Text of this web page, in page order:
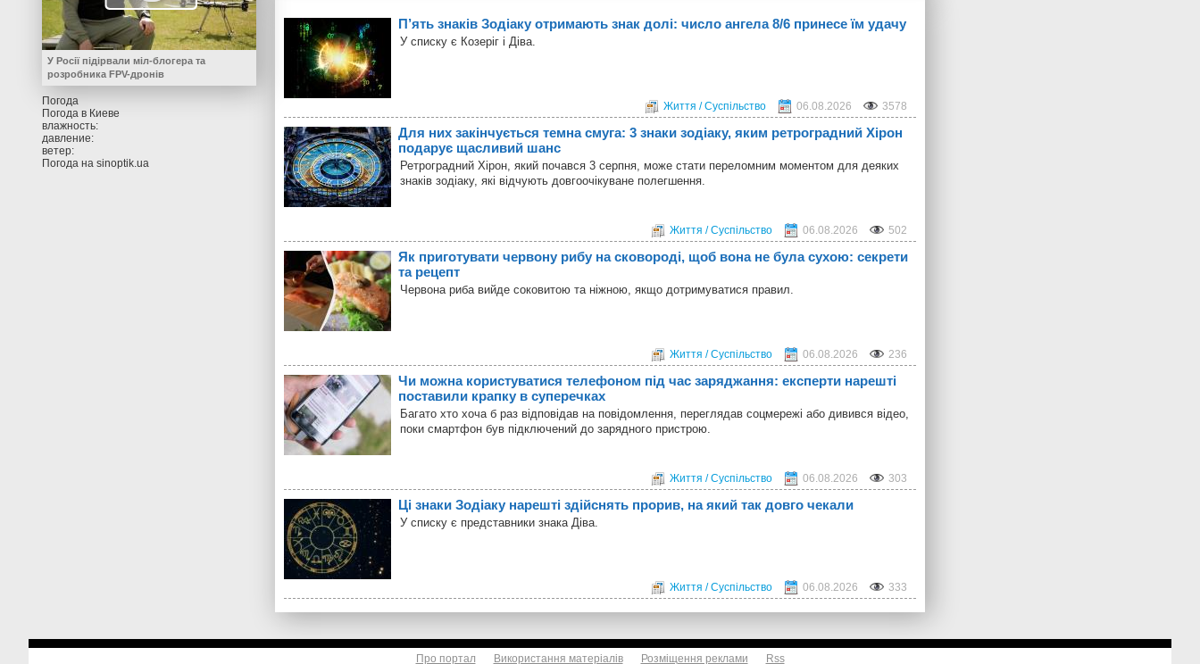
П’ять знаків Зодіаку отримають знак долі: число ангела 8/6 принесе їм удачу
У списку є Козеріг і Діва.
Життя / Суспільство 06.08.2026 3578
Для них закінчується темна смуга: 3 знаки зодіаку, яким ретроградний Хірон
подарує щасливий шанс
Ретроградний Хірон, який почався 3 серпня, може стати переломним моментом для деяких
знаків зодіаку, які відчують довгоочікуване полегшення.
Життя / Суспільство 06.08.2026 502
Як приготувати червону рибу на сковороді, щоб вона не була сухою: секрети
та рецепт
Червона риба вийде соковитою та ніжною, якщо дотримуватися правил.
Життя / Суспільство 06.08.2026 236
Чи можна користуватися телефоном під час заряджання: експерти нарешті
поставили крапку в суперечках
Багато хто хоча б раз відповідав на повідомлення, переглядав соцмережі або дивився відео,
поки смартфон був підключений до зарядного пристрою.
Життя / Суспільство 06.08.2026 303
Ці знаки Зодіаку нарешті здійснять прорив, на який так довго чекали
У списку є представники знака Діва.
Життя / Суспільство 06.08.2026 333
У Росії підірвали міл-блогера та
розробника FPV-дронів
Погода
Погода в Киеве
влажность:
давление:
ветер:
Погода на sinoptik.ua
Про портал Використання матеріалів Розміщення реклами Rss